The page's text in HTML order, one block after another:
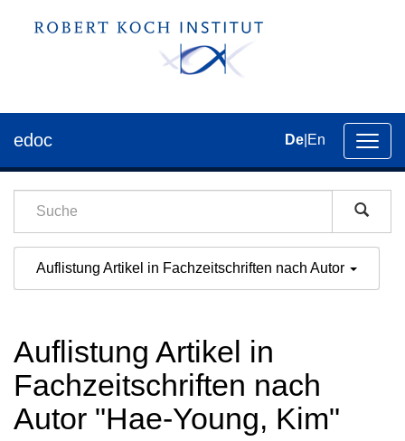
der
edoc De En
Auflistung Artikel in Fachzeitschriften nach Autor
Auflistung Artikel in
Fachzeitschriften nach
Autor "Hae-Young, Kim"